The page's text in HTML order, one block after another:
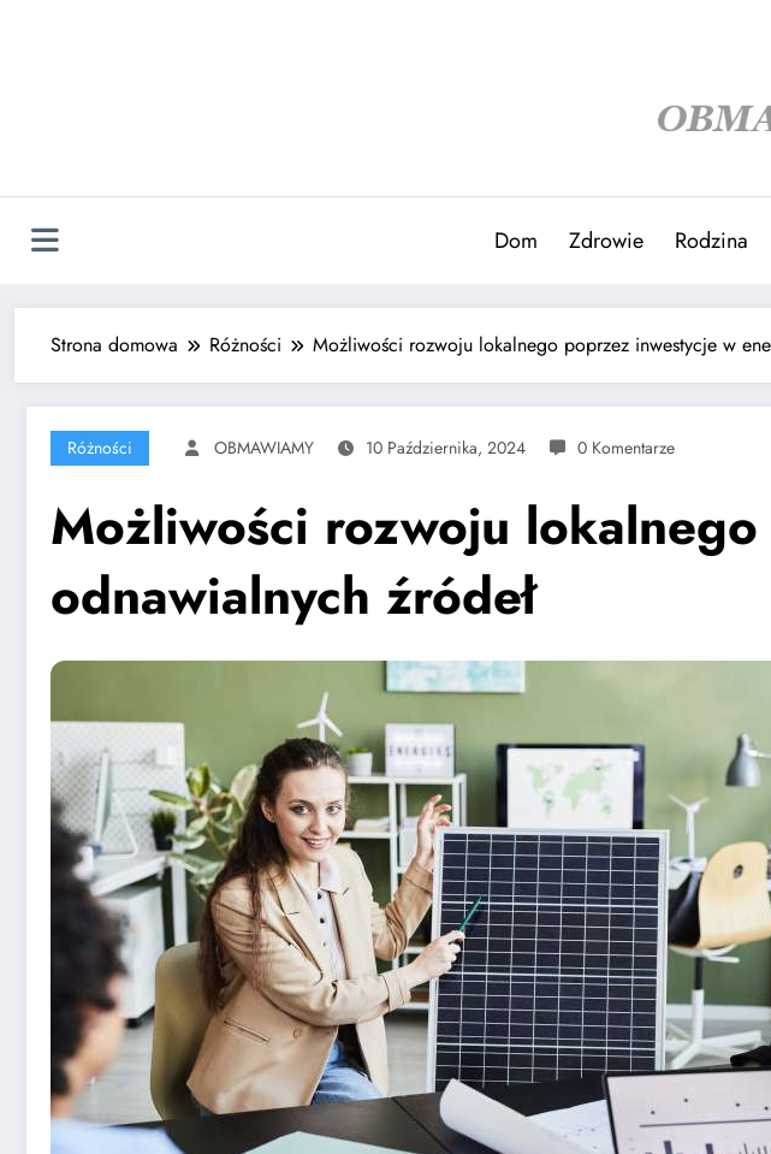
Dom Zdrowie Rodzina
Strona domowa Różności Możliwości rozwoju lokalnego poprzez inwestycje w
Różności OBMAWIAMY 10 Października, 2024 0 Komentarze
Możliwości rozwoju
odnawialnych źródeł